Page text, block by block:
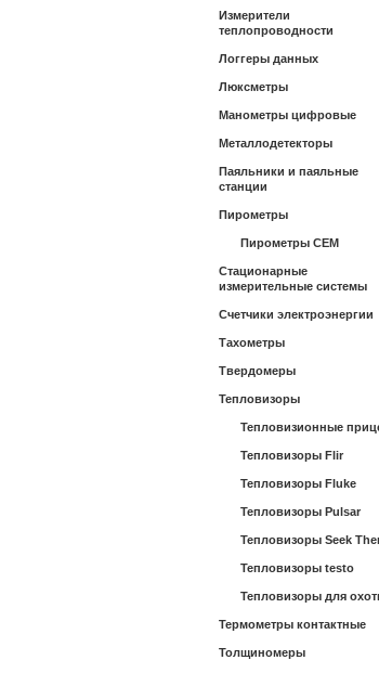
Измерители
теплопроводности
Логгеры данных
Люксметры
Манометры цифровые
Металлодетекторы
Паяльники и паяльные
станции
Пирометры
Пирометры CEM
Стационарные
измерительные системы
Счетчики электроэнергии
Тахометры
Твердомеры
Тепловизоры
Тепловизионные
Тепловизоры Flir
Тепловизоры Fluke
Тепловизоры Pulsar
Тепловизоры Seek
Тепловизоры testo
Тепловизоры для
Термометры контактные
Толщиномеры